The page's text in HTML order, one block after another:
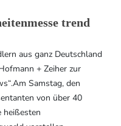
trend
aus ganz Deutschland
+ Zeiher zur
Samstag, den
von über 40
heißesten